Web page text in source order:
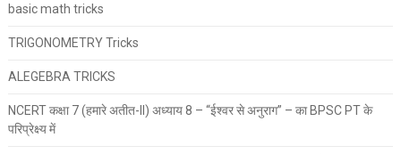
basic math tricks
TRIGONOMETRY Tricks
ALEGEBRA TRICKS
NCERT कक्षा 7 (हमारे अतीत-II) अध्याय 8 – “ईश्वर से अनुराग” – का BPSC PT के
परिप्रेक्ष्य में